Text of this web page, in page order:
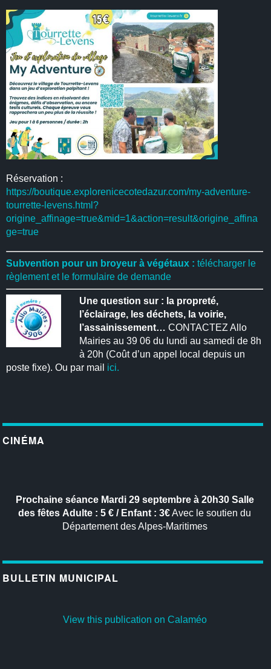
Réservation :
https://boutique.explorenicecotedazur.com/my-adventure-
tourrette-levens.html?
origine_affinage=true&mid=1&action=result&origine_affina
ge=true
Subvention pour un broyeur à végétaux : télécharger le
règlement et le formulaire de demande
Une question sur : la propreté,
l’éclairage, les déchets, la voirie,
l’assainissement… CONTACTEZ Allo
Mairies au 39 06 du lundi au samedi de 8h
à 20h (Coût d’un appel local depuis un
poste fixe). Ou par mail ici.
CINÉMA
Prochaine séanceMardi 29 septembre à 20h30 Salle
des fêtes Adulte : 5 € / Enfant : 3€Avec le soutien du
Département des Alpes-Maritimes
BULLETIN MUNICIPAL
View this publication on Calaméo